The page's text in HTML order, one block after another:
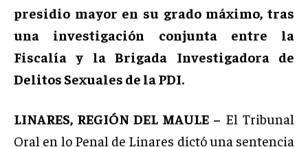
presidio mayor en su grado máximo, tras
una investigación conjunta entre la
Fiscalía y la Brigada Investigadora de
Delitos Sexuales de la PDI.
LINARES, REGIÓN DEL MAULE – El Tribunal
Oral en lo Penal de Linares dictó una sentencia